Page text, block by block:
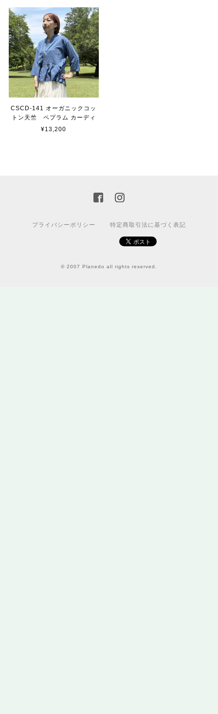
CSCD-141 オーガニックコッ
トン天竺 ペプラム カーディ
¥13,200
プライバシーポリシー 特定商取引法に基づく表記
© 2007 Planedo all rights reserved.